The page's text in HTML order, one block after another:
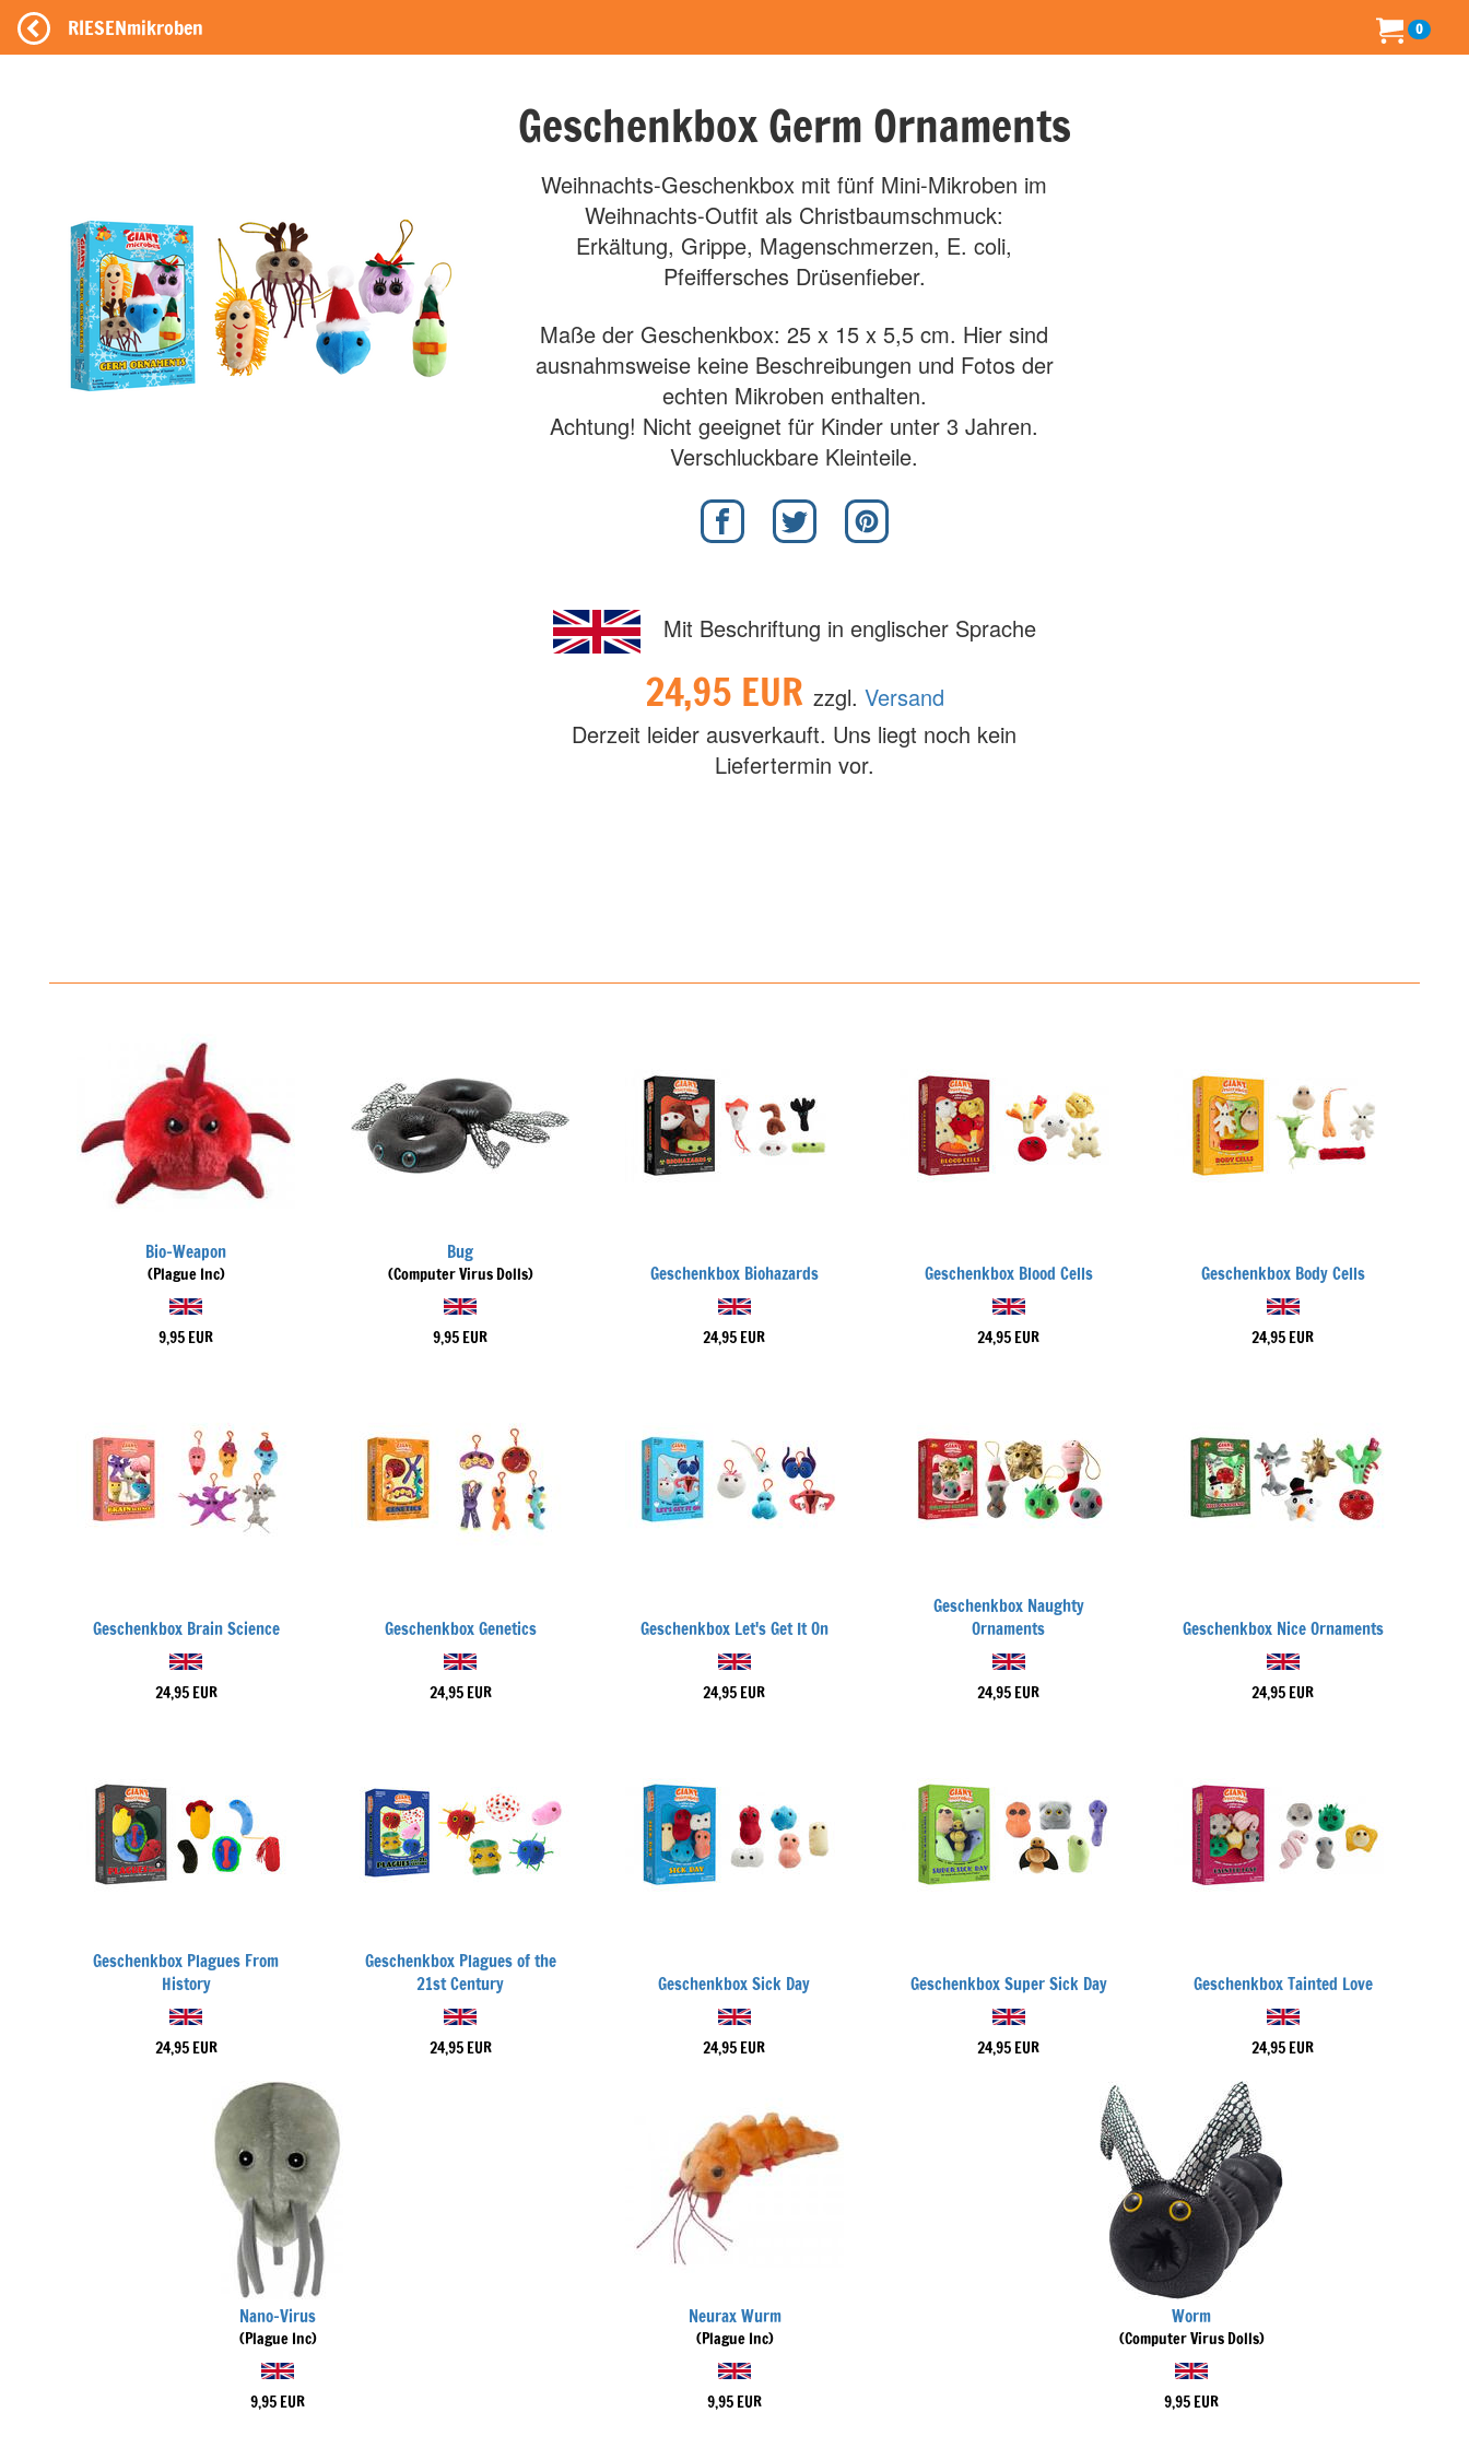
RIESENmikroben 0
Geschenkbox Germ Ornaments
Weihnachts-Geschenkbox mit fünf Mini-Mikroben im
Weihnachts-Outfit als Christbaumschmuck:
Erkältung, Grippe, Magenschmerzen, E. coli,
Pfeiffersches Drüsenfieber.
Maße der Geschenkbox: 25 x 15 x 5,5 cm. Hier sind
ausnahmsweise keine Beschreibungen und Fotos der
echten Mikroben enthalten.
Achtung! Nicht geeignet für Kinder unter 3 Jahren.
Verschluckbare Kleinteile.
Mit Beschriftung in englischer Sprache
24,95 EUR zzgl. Versand
Derzeit leider ausverkauft. Uns liegt noch kein
Liefertermin vor.
Bio-Weapon
(Plague Inc)
9,95 EUR
Bug
(Computer Virus Dolls)
9,95 EUR
Geschenkbox Biohazards
24,95 EUR
Geschenkbox Blood Cells
24,95 EUR
Geschenkbox Body Cells
24,95 EUR
Geschenkbox Brain Science
24,95 EUR
Geschenkbox Genetics
24,95 EUR
Geschenkbox Let's Get It On
24,95 EUR
Geschenkbox Naughty
Ornaments
24,95 EUR
Geschenkbox Nice Ornaments
24,95 EUR
Geschenkbox Plagues From
History
24,95 EUR
Geschenkbox Plagues of the
21st Century
24,95 EUR
Geschenkbox Sick Day
24,95 EUR
Geschenkbox Super Sick Day
24,95 EUR
Geschenkbox Tainted Love
24,95 EUR
Nano-Virus
(Plague Inc)
9,95 EUR
Neurax Wurm
(Plague Inc)
9,95 EUR
Worm
(Computer Virus Dolls)
9,95 EUR